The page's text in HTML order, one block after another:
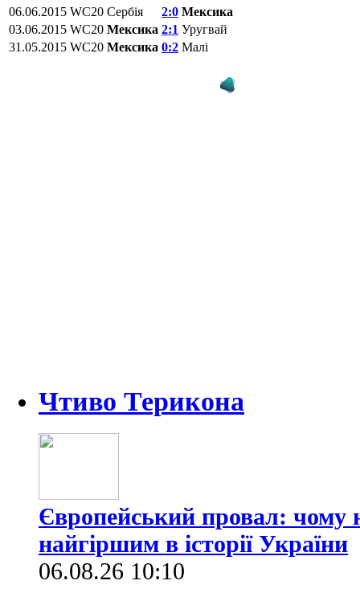
06.06.2015 WC20 Сербія 2:0 Мексика
03.06.2015 WC20 Мексика 2:1 Уругвай
31.05.2015 WC20 Мексика 0:2 Малі
Чтиво Терикона
Європейський провал: чому
найгіршим в історії України
06.08.26 10:10